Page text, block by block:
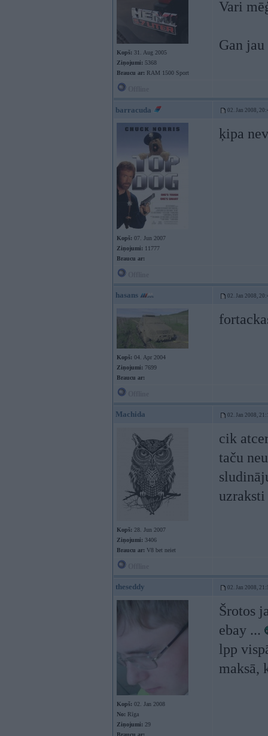
Kopš: 31. Aug 2005
Ziņojumi: 5368
Braucu ar: RAM 1500 Sport
Vari
Gan
barracuda 02. Jan 2008,
Kopš: 07. Jun 2007
Ziņojumi: 11777
Braucu ar:
ķipa
hasans 02. Jan 2008,
Kopš: 04. Apr 2004
Ziņojumi: 7699
Braucu ar:
Machida 02. Jan 2008,
Kopš: 28. Jun 2007
Ziņojumi: 3406
Braucu ar: V8 bet neiet
cik
taču
theseddy 02. Jan 2008,
Kopš: 02. Jan 2008
No: Rīga
Ziņojumi: 29
Braucu ar:
Šrotos
ebay ...
lpp
maksā,